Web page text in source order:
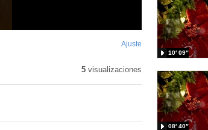
Ajuste
pantalla
5visualizaciones
10′ 09″
08′ 40″